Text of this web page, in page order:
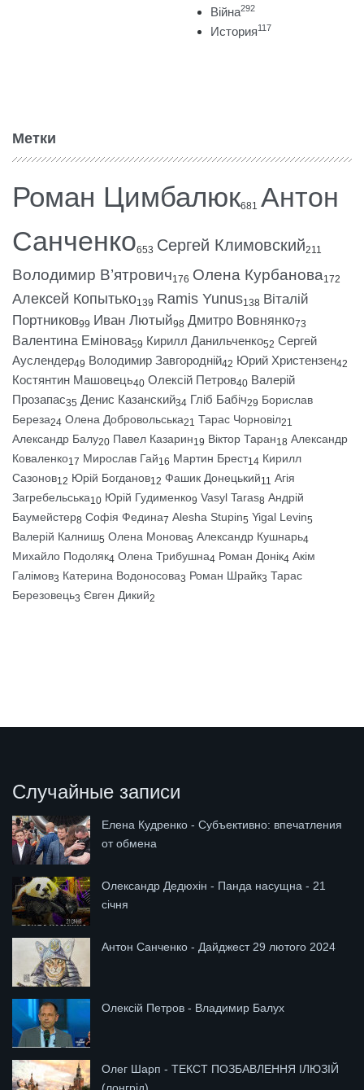
Війна292
История117
Метки
Роман Цимбалюк681 Антон
Санченко653 Сергей Климовский211
Володимир В’ятрович176 Олена Курбанова172
Алексей Копытько139 Ramis Yunus138 Віталій
Портников99 Иван Лютый98 Дмитро Вовнянко73
Валентина Емінова59 Кирилл Данильченко52 Сергей
Ауслендер49 Володимир Завгородній42 Юрий Христензен42
Костянтин Машовець40 Олексій Петров40 Валерій
Прозапас35 Денис Казанский34 Гліб Бабіч29 Борислав
Береза24 Олена Добровольська21 Тарас Чорновіл21
Александр Балу20 Павел Казарин19 Віктор Таран18 Александр
Коваленко17 Мирослав Гай16 Мартин Брест14 Кирилл
Сазонов12 Юрій Богданов12 Фашик Донецький11 Агія
Загребельська10 Юрій Гудименко9 Vasyl Taras8 Андрій
Баумейстер8 Софія Федина7 Alesha Stupin5 Yigal Levin5
Валерій Калниш5 Олена Монова5 Александр Кушнарь4
Михайло Подоляк4 Олена Трибушна4 Роман Донік4 Акім
Галімов3 Катерина Водоносова3 Роман Шрайк3 Тарас
Березовець3 Євген Дикий2
Случайные записи
Елена Кудренко - Субъективно: впечатления
от обмена
Олександр Дедюхін - Панда насущна - 21
січня
Антон Санченко - Дайджест 29 лютого 2024
Олексій Петров - Владимир Балух
Олег Шарп - ТЕКСТ ПОЗБАВЛЕННЯ ІЛЮЗІЙ